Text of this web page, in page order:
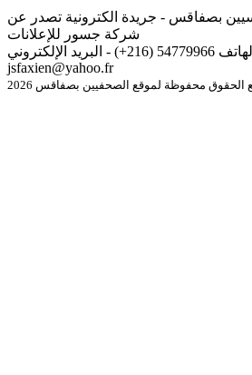
بصفاقس - جريدة الكترونية تصدر عن
شركة جسور للإعلانات
للإتصال أو نشر الردود الهاتف 54779966 (216+) - البريد الإلكتروني
jsfaxien@yahoo.fr
الحقوق محفوظة لموقع الصحفيين بصفاقس 2026